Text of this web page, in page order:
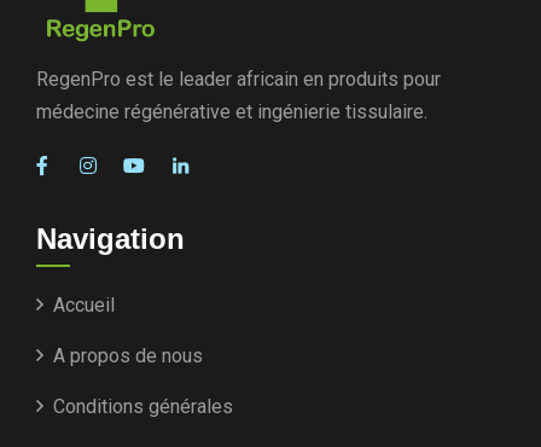
RegenPro est le leader africain en produits pour
médecine régénérative et ingénierie tissulaire.
Navigation
Accueil
A propos de nous
Conditions générales